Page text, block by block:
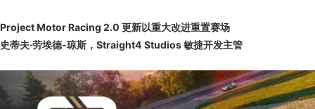
Project Motor Racing 2.0 更新以重大改进重置赛场
史蒂夫·劳埃德-琼斯，Straight4 Studios 敏捷开发主管